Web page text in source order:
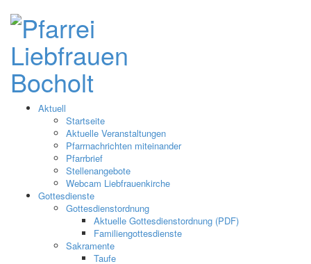
Aktuell
Startseite
Aktuelle Veranstaltungen
Pfarrnachrichten miteinander
Pfarrbrief
Stellenangebote
Webcam Liebfrauenkirche
Gottesdienste
Gottesdienstordnung
Aktuelle Gottesdienstordnung (PDF)
Familiengottesdienste
Sakramente
Taufe